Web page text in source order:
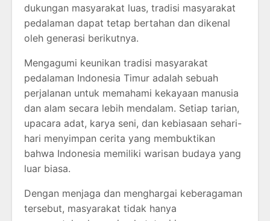
dukungan masyarakat luas, tradisi masyarakat
pedalaman dapat tetap bertahan dan dikenal
oleh generasi berikutnya.
Mengagumi keunikan tradisi masyarakat
pedalaman Indonesia Timur adalah sebuah
perjalanan untuk memahami kekayaan manusia
dan alam secara lebih mendalam. Setiap tarian,
upacara adat, karya seni, dan kebiasaan sehari-
hari menyimpan cerita yang membuktikan
bahwa Indonesia memiliki warisan budaya yang
luar biasa.
Dengan menjaga dan menghargai keberagaman
tersebut, masyarakat tidak hanya